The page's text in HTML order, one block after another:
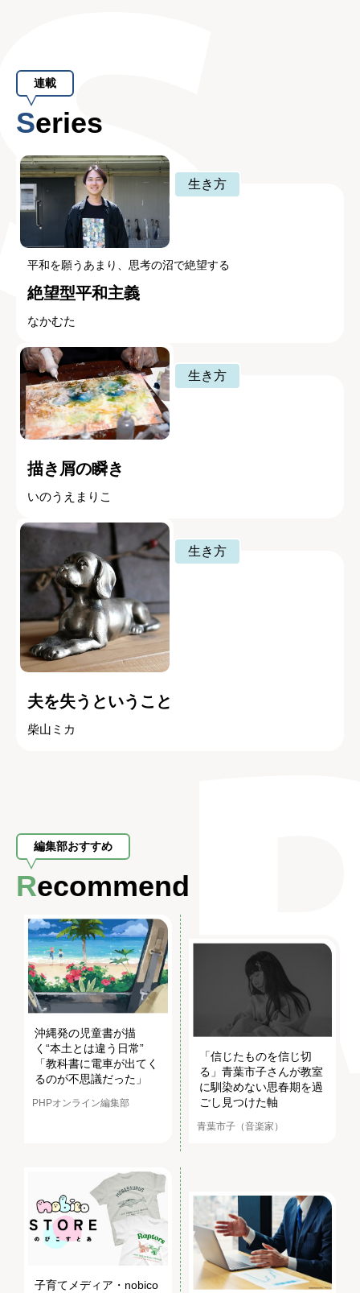
連載
Series
生き方
平和を願うあまり、思考の沼で絶望する
絶望型平和主義
なかむた
生き方
描き屑の瞬き
いのうえまりこ
生き方
夫を失うということ
柴山ミカ
編集部おすすめ
Recommend
沖縄発の児童書が描
く“本土とは違う日常”
「教科書に電車が出てく
るのが不思議だった」
PHPオンライン編集部
「信じたものを信じ切
る」青葉市子さんが教室
に馴染めない思春期を過
ごし見つけた軸
青葉市子（音楽家）
子育てメディア・nobico